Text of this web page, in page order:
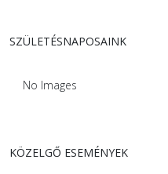
SZÜLETÉSNAPOSAINK
No Images
KÖZELGŐ ESEMÉNYEK